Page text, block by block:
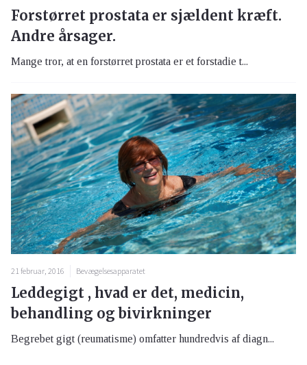
Forstørret prostata er sjældent kræft.
Andre årsager.
Mange tror, at en forstørret prostata er et forstadie t...
21 februar, 2016 Bevægelsesapparatet
Leddegigt , hvad er det, medicin,
behandling og bivirkninger
Begrebet gigt (reumatisme) omfatter hundredvis af diagn...